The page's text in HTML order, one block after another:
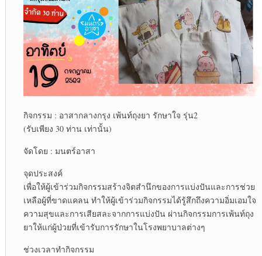
กิจกรรม : อาสากลางกรุง เพ้นท์ถุงยา รักษาใจ รุ่น2
(รับเพียง 30 ท่าน เท่านั้น)
จัดโดย : มนตร์อาสา
จุดประสงค์
เพื่อให้ผู้เข้าร่วมกิจกรรมสร้างจิตสำนึกของการแบ่งปันและการช่วย
เหลือผู้ที่ขาดแคลน ทำให้ผู้เข้าร่วมกิจกรรมได้รู้สึกถึงความอิ่มเอมใจ
ความสุขและการเสียสละจากการแบ่งปัน ผ่านกิจกรรมการเพ้นท์ถุง
ยาให้แก่ผู้ป่วยที่เข้ารับการรักษาในโรงพยาบาลต่างๆ
ช่วงเวลาทำกิจกรรม